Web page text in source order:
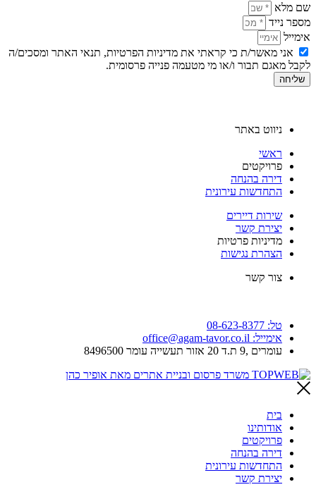
שם מלא
מספר נייד
אימייל
אני מאשר/ת כי קראתי את מדיניות הפרטיות, תנאי האתר ומסכים/ה
לקבל מאגם תבור ו/או מי מטעמה פנייה פרסומית.
שליחה
ניווט באתר
ראשי
פרויקטים
דירה בהנחה
התחדשות עירונית
שירות דיירים
יצירת קשר
מדיניות פרטיות
הצהרת נגישות
צור קשר
טל: 08-623-8377
אימייל: office@agam-tavor.co.il
עומרים ,9 ת.ד 20 אזור תעשייה עומר 8496500
בית
אודותינו
פרויקטים
דירה בהנחה
התחדשות עירונית
יצירת קשר